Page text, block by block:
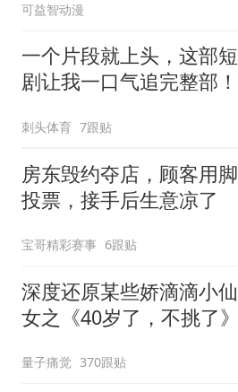
可益智动漫
一个片段就上头，这部短
剧让我一口气追完整部！
刺头体育 7跟贴
房东毁约夺店，顾客用脚
投票，接手后生意凉了
宝哥精彩赛事 6跟贴
深度还原某些娇滴滴小仙
女之《40岁了，不挑了》
量子痛觉 370跟贴